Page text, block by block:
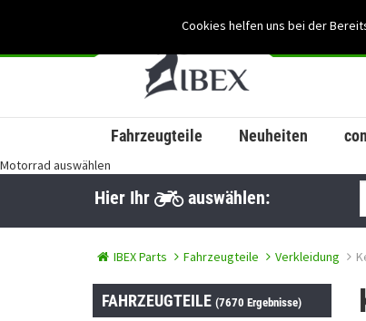
Cookies helfen uns bei der
Fahrzeugteile Neuheiten
Motorrad auswählen
Hier Ihr auswählen:
IBEX Parts Fahrzeugteile Verkleidung
FAHRZEUGTEILE (7670 Ergebnisse)